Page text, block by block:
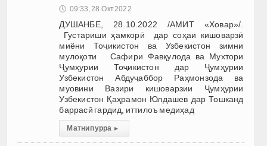
🕔 09:33, 28.Окт 2022
ДУШАНБЕ, 28.10.2022 /АМИТ «Ховар»/.
Густариши ҳамкорӣ дар соҳаи кишоварзӣ
миёни Тоҷикистон ва Узбекистон зимни
мулоқоти Сафири Фавқулода ва Мухтори
Ҷумҳурии Тоҷикистон дар Ҷумҳурии
Узбекистон Абдуҷаббор Раҳмонзода ва
муовини Вазири кишоварзии Ҷумҳурии
Узбекистон Қаҳрамон Юлдашев дар Тошканд
баррасӣ гардид, иттилоъ медиҳад
Матни пурра ▸